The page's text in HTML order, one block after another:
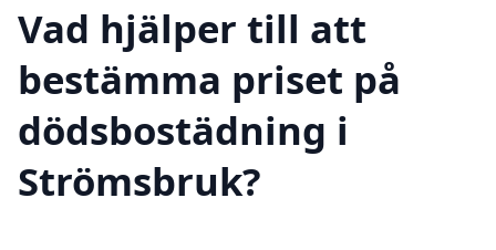
Vad hjälper till att
bestämma priset på
dödsbostädning i
Strömsbruk?